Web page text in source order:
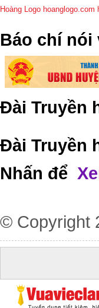
Hoàng Logo hoanglogo.com
​Báo chí nói
Đài Truyền
Đài Truyền
Nhấn để
© Copyright